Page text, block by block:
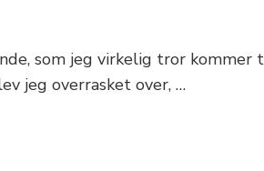
som jeg virkelig tror kommer
jeg overrasket over, …